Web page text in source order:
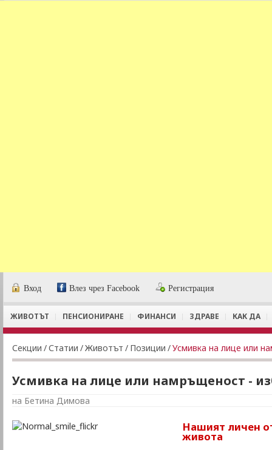
Вход Влез чрез Facebook Регистрация
ЖИВОТЪТ ПЕНСИОНИРАНЕ ФИНАНСИ ЗДРАВЕ КАК ДА
Секции /Статии /Животът / Позиции /Усмивка на лице или
Усмивка на лице или намръщеност -
на Бетина Димова
Нашият личен
живота